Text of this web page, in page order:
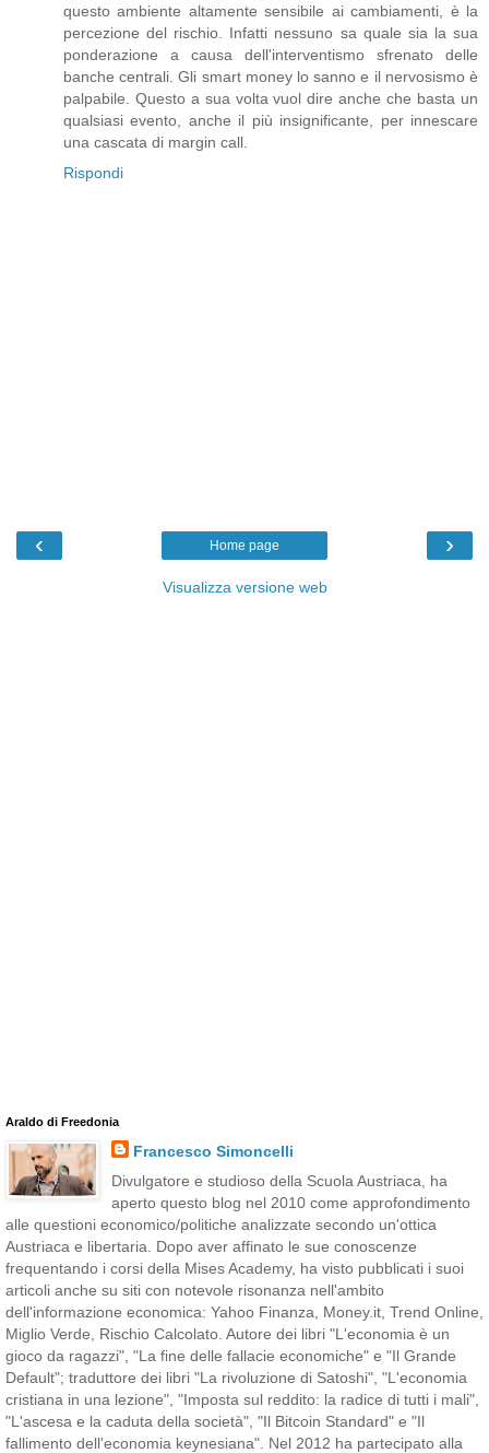
questo ambiente altamente sensibile ai cambiamenti, è la
percezione del rischio. Infatti nessuno sa quale sia la sua
ponderazione a causa dell'interventismo sfrenato delle
banche centrali. Gli smart money lo sanno e il nervosismo è
palpabile. Questo a sua volta vuol dire anche che basta un
qualsiasi evento, anche il più insignificante, per innescare
una cascata di margin call.
Rispondi
‹ ›
Home page
Visualizza versione web
Araldo di Freedonia
Francesco Simoncelli
Divulgatore e studioso della Scuola Austriaca, ha
aperto questo blog nel 2010 come approfondimento
alle questioni economico/politiche analizzate secondo un'ottica
Austriaca e libertaria. Dopo aver affinato le sue conoscenze
frequentando i corsi della Mises Academy, ha visto pubblicati i suoi
articoli anche su siti con notevole risonanza nell'ambito
dell'informazione economica: Yahoo Finanza, Money.it, Trend Online,
Miglio Verde, Rischio Calcolato. Autore dei libri "L'economia è un
gioco da ragazzi", "La fine delle fallacie economiche" e "Il Grande
Default"; traduttore dei libri "La rivoluzione di Satoshi", "L'economia
cristiana in una lezione", "Imposta sul reddito: la radice di tutti i mali",
"L'ascesa e la caduta della società", "Il Bitcoin Standard" e "Il
fallimento dell'economia keynesiana". Nel 2012 ha partecipato alla